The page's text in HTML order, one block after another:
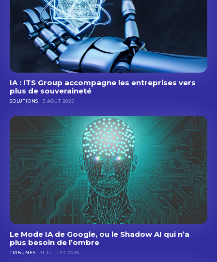
IA : ITS Group accompagne les entreprises vers
plus de souveraineté
SOLUTIONS 3 AOÛT 2026
Le Mode IA de Google, ou le Shadow AI qui n’a
plus besoin de l’ombre
TRIBUNES 31 JUILLET 2026